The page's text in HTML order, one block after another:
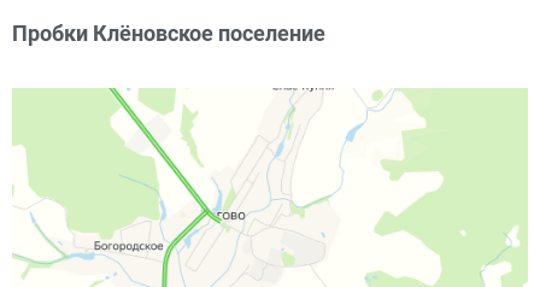
Пробки Клёновское поселение